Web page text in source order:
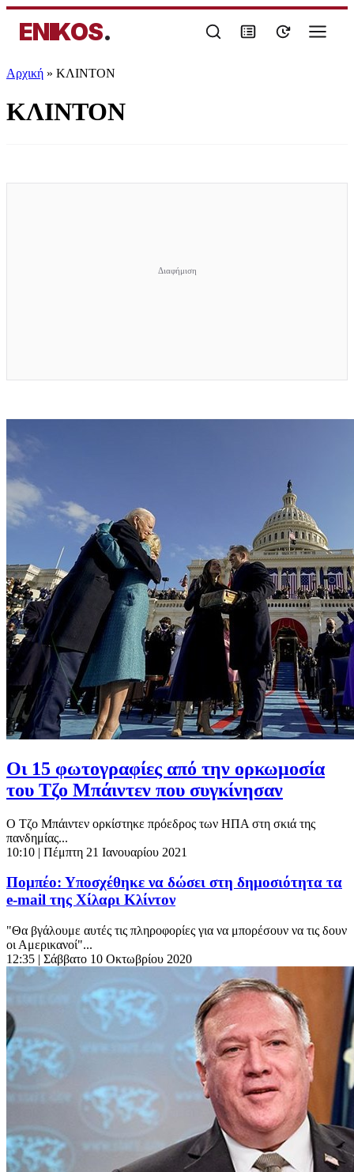
ENIKOS.
Αρχική » ΚΛΙΝΤΟΝ
ΚΛΙΝΤΟΝ
Οι 15 φωτογραφίες από την ορκωμοσία
του Τζο Μπάιντεν που συγκίνησαν
Ο Τζο Μπάιντεν ορκίστηκε πρόεδρος των ΗΠΑ στη σκιά της
πανδημίας...
10:10 | Πέμπτη 21 Ιανουαρίου 2021
Πομπέο: Υποσχέθηκε να δώσει στη δημοσιότητα τα
e-mail της Χίλαρι Κλίντον
"Θα βγάλουμε αυτές τις πληροφορίες για να μπορέσουν να τις δουν
οι Αμερικανοί"...
12:35 | Σάββατο 10 Οκτωβρίου 2020